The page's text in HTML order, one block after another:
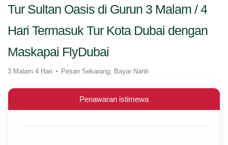
Tur Sultan Oasis di Gurun 3 Malam / 4
Hari Termasuk Tur Kota Dubai dengan
Maskapai FlyDubai
3 Malam 4 Hari Pesan Sekarang, Bayar Nanti
Penawaran istimewa